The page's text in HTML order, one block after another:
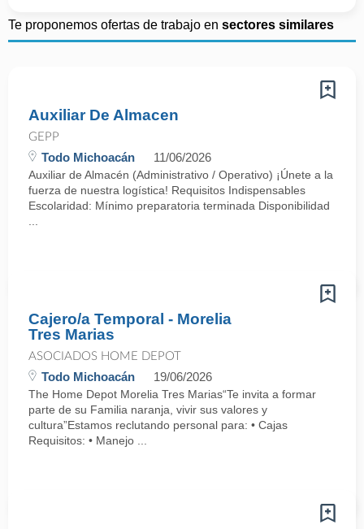
Te proponemos ofertas de trabajo en sectores similares
Auxiliar De Almacen
GEPP
Todo Michoacán 11/06/2026
Auxiliar de Almacén (Administrativo / Operativo) ¡Únete a la
fuerza de nuestra logística! Requisitos Indispensables
Escolaridad: Mínimo preparatoria terminada Disponibilidad
Cajero/a Temporal - Morelia
Tres Marias
ASOCIADOS HOME DEPOT
Todo Michoacán 19/06/2026
The Home Depot Morelia Tres Marias“Te invita a formar
parte de su Familia naranja, vivir sus valores y
cultura”Estamos reclutando personal para: • Cajas
Requisitos: • Manejo ...